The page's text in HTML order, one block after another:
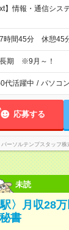
】情報・通信シス
時間45分 休憩45
期 ※9月～！
代活躍中 / パソコ
応募する
パーソルテンプスタッフ株
未読
〉月収28
書